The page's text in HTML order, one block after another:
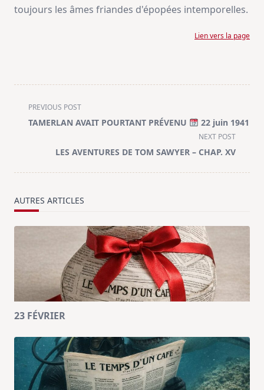
toujours les âmes friandes d'épopées intemporelles.
Lien vers la page
<span
class="nav-
text">Page</span>
PREVIOUS POST
TAMERLAN AVAIT POURTANT PRÉVENU 22 juin 1941
NEXT POST
LES AVENTURES DE TOM SAWYER – CHAP. XV
AUTRES ARTICLES
23 FÉVRIER